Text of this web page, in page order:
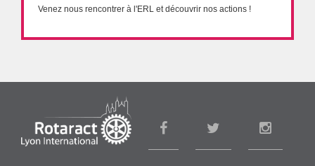
Venez nous rencontrer à l'ERL et découvrir nos actions !